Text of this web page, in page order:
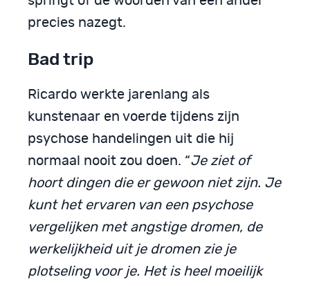
precies nazegt.
Bad trip
Ricardo werkte jarenlang als
kunstenaar en voerde tijdens zijn
psychose handelingen uit die hij
normaal nooit zou doen. “Je ziet of
hoort dingen die er gewoon niet zijn. Je
kunt het ervaren van een psychose
vergelijken met angstige dromen, de
werkelijkheid uit je dromen zie je
plotseling voor je. Het is heel moeilijk